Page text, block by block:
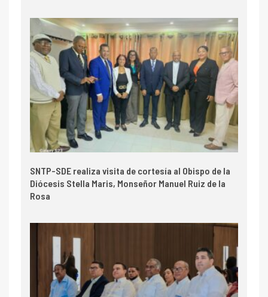
SNTP-SDE realiza visita de cortesía al Obispo de la
Diócesis Stella Maris, Monseñor Manuel Ruiz de la
Rosa